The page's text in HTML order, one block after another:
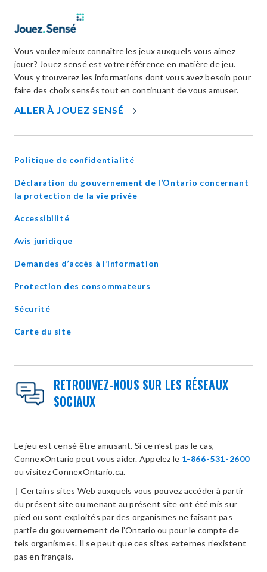
Vous voulez mieux connaître les jeux auxquels vous aimez
jouer? Jouez sensé est votre référence en matière de jeu.
Vous y trouverez les informations dont vous avez besoin pour
faire des choix sensés tout en continuant de vous amuser.
ALLER À JOUEZ SENSÉ
NEW
Politique de confidentialité
Déclaration du gouvernement de l’Ontario concernant
la protection de la vie privéeopens
Accessibilité
Avis juridique
Demandes d’accès à l’information
Protection des consommateurs
Sécurité
Carte du site
RETROUVEZ-NOUS SUR LES RÉSEAUX
SOCIAUX
Le jeu est censé être amusant. Si ce n’est pas le cas,
ConnexOntario peut vous aider. Appelez le 1-866-531-2600
ou visitez ConnexOntario.ca.
‡ Certains sites Web auxquels vous pouvez accéder à partir
du présent site ou menant au présent site ont été mis sur
pied ou sont exploités par des organismes ne faisant pas
partie du gouvernement de l’Ontario ou pour le compte de
tels organismes. Il se peut que ces sites externes n’existent
pas en français.